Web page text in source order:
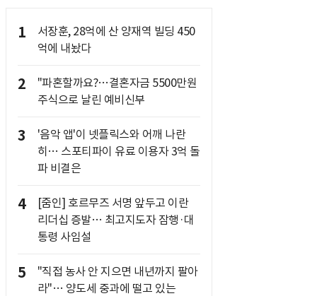
1
서장훈, 28억에 산 양재역 빌딩 450
억에 내놨다
2
"파혼할까요?…결혼자금 5500만원
주식으로 날린 예비신부
3
'음악 앱'이 넷플릭스와 어깨 나란
히… 스포티파이 유료 이용자 3억 돌
파 비결은
4
[줌인] 호르무즈 서명 앞두고 이란
리더십 증발… 최고지도자 잠행·대
통령 사임설
5
"직접 농사 안 지으면 내년까지 팔아
라"… 양도세 중과에 떨고 있는